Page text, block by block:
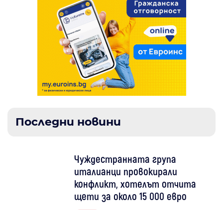
Последни новини
Чуждестранната група
италианци провокирали
конфликт, хотелът отчита
щети за около 15 000 евро